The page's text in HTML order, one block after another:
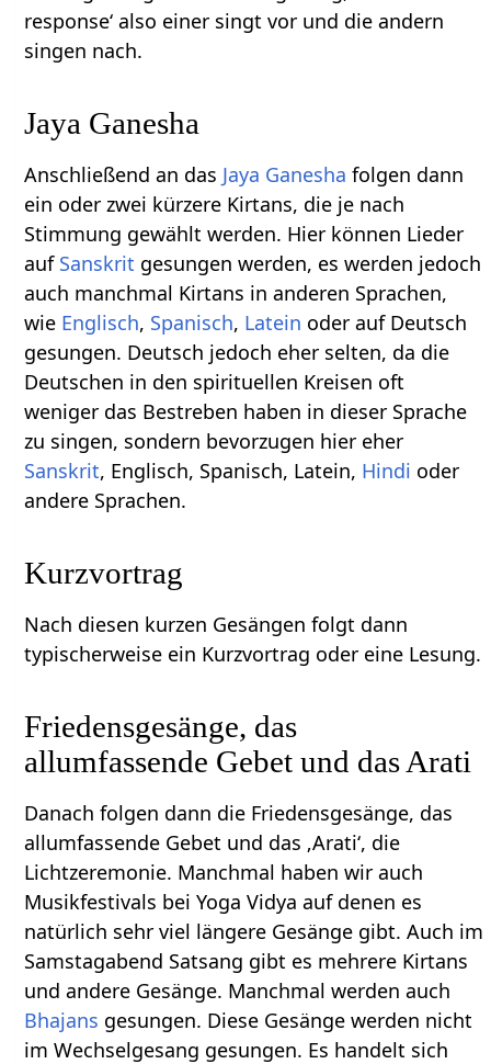
response‘ also einer singt vor und die andern
singen nach.
Jaya Ganesha
Anschließend an das Jaya Ganesha folgen dann
ein oder zwei kürzere Kirtans, die je nach
Stimmung gewählt werden. Hier können Lieder
auf Sanskrit gesungen werden, es werden jedoch
auch manchmal Kirtans in anderen Sprachen,
wie Englisch, Spanisch, Latein oder auf Deutsch
gesungen. Deutsch jedoch eher selten, da die
Deutschen in den spirituellen Kreisen oft
weniger das Bestreben haben in dieser Sprache
zu singen, sondern bevorzugen hier eher
Sanskrit, Englisch, Spanisch, Latein, Hindi oder
andere Sprachen.
Kurzvortrag
Nach diesen kurzen Gesängen folgt dann
typischerweise ein Kurzvortrag oder eine Lesung.
Friedensgesänge, das
allumfassende Gebet und das Arati
Danach folgen dann die Friedensgesänge, das
allumfassende Gebet und das ‚Arati‘, die
Lichtzeremonie. Manchmal haben wir auch
Musikfestivals bei Yoga Vidya auf denen es
natürlich sehr viel längere Gesänge gibt. Auch im
Samstagabend Satsang gibt es mehrere Kirtans
und andere Gesänge. Manchmal werden auch
Bhajans gesungen. Diese Gesänge werden nicht
im Wechselgesang gesungen. Es handelt sich